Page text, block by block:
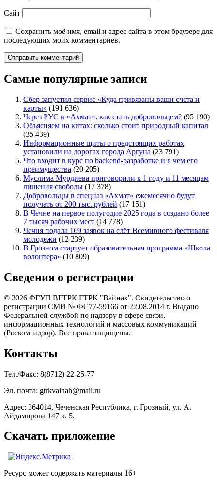
Сайт
Сохранить моё имя, email и адрес сайта в этом браузере для
последующих моих комментариев.
Самые популярные записи
Сбер запустил сервис «Куда привязаны ваши счета и
карты» (191 636)
Через РУС в «Ахмат»: как стать добровольцем? (95 190)
Объясняем на китах: сколько стоит природный капитал
(35 439)
Информационные щиты о предстоящих работах
установили на дорогах города Аргуна (23 791)
Что входит в курс по backend-разработке и в чем его
преимущества (20 205)
Муслима Мурдиева приговорили к 1 году и 11 месяцам
лишения свободы (17 378)
Добровольцы в спецназ «Ахмат» ежемесячно будут
получать от 200 тыс. рублей (17 151)
В Чечне на первое полугодие 2025 года в создано более
7 тысяч рабочих мест (14 778)
Чечня подала 169 заявок на слёт Всемирного фестиваля
молодёжи (12 239)
В Грозном стартует образовательная программа «Школа
волонтера» (10 809)
Сведения о регистрации
© 2026 ФГУП ВГТРК ГТРК "Вайнах". Свидетельство о
регистрации СМИ № ФС77-59166 от 22.08.2014 г. Выдано
Федеральной службой по надзору в сфере связи,
информационных технологий и массовых коммуникаций
(Роскомнадзор). Все права защищены.
Контакты
Тел./Факс: 8(8712) 22-25-77
Эл. почта: gtrkvainah@mail.ru
Адрес: 364014, Чеченская Республика, г. Грозный, ул. А.
Айдамирова 147 к. 5.
Скачать приложение
Ресурс может содержать материалы 16+